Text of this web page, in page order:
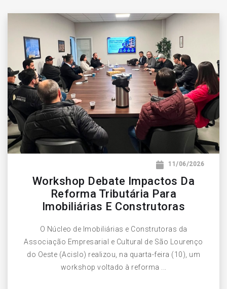
11/06/2026
Workshop Debate Impactos Da
Reforma Tributária Para
Imobiliárias E Construtoras
O Núcleo de Imobiliárias e Construtoras da
Associação Empresarial e Cultural de São Lourenço
do Oeste (Acislo) realizou, na quarta-feira (10), um
workshop voltado à reforma ...